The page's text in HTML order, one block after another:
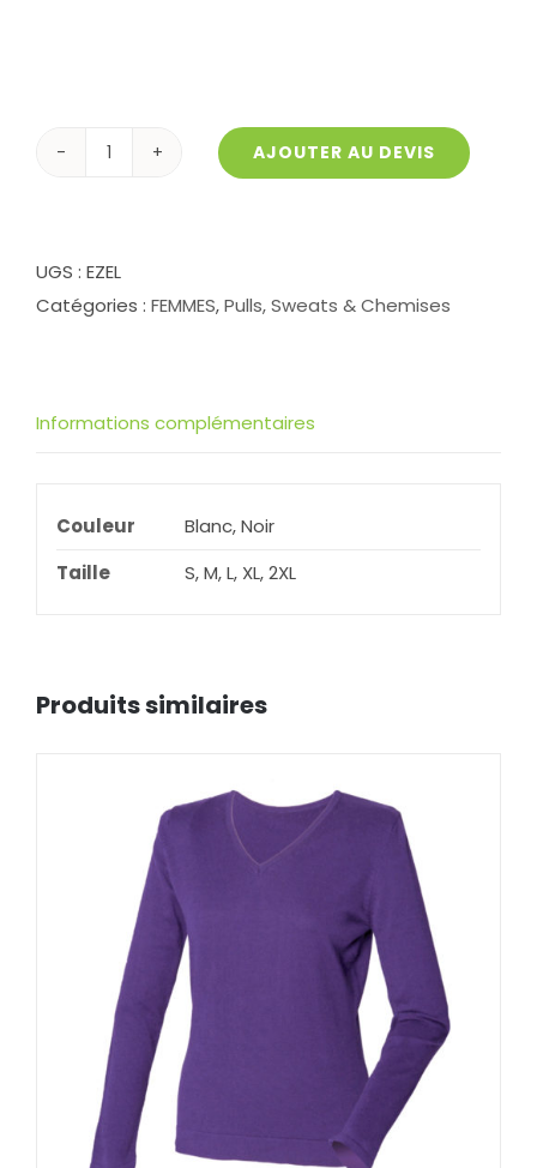
quantité
roulé
femmes
AJOUTER AU DEVIS
UGS : EZEL
Catégories : FEMMES,Pulls, Sweats & Chemises
Informations complémentaires
Couleur
Blanc, Noir
Taille
S, M, L, XL, 2XL
Produits similaires